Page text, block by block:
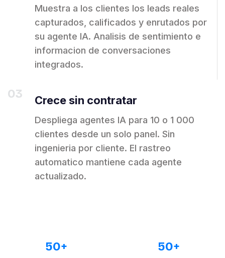
Muestra a los clientes los leads reales
capturados, calificados y enrutados por
su agente IA. Analisis de sentimiento e
informacion de conversaciones
integrados.
03 Crece sin contratar
Despliega agentes IA para 10 o 1 000
clientes desde un solo panel. Sin
ingenieria por cliente. El rastreo
automatico mantiene cada agente
actualizado.
50+ 50+